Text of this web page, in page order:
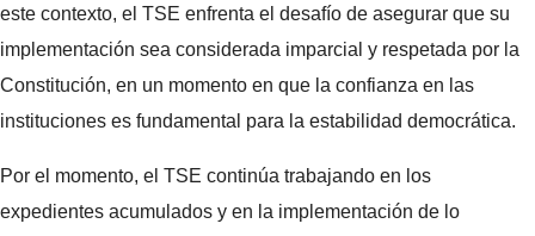
este contexto, el TSE enfrenta el desafío de asegurar que su
implementación sea considerada imparcial y respetada por la
Constitución, en un momento en que la confianza en las
instituciones es fundamental para la estabilidad democrática.
Por el momento, el TSE continúa trabajando en los
expedientes acumulados y en la implementación de lo